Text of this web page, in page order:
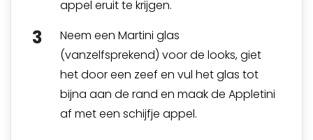
appel eruit te krijgen.
Neem een Martini glas
(vanzelfsprekend) voor de looks, giet
het door een zeef en vul het glas tot
bijna aan de rand en maak de Appletini
af met een schijfje appel.